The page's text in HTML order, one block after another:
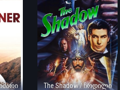
The Shadow / ჩრდილი